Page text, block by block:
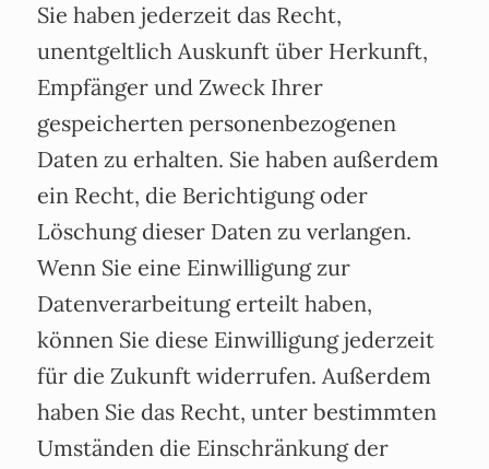
Sie haben jederzeit das Recht,
unentgeltlich Auskunft über Herkunft,
Empfänger und Zweck Ihrer
gespeicherten personenbezogenen
Daten zu erhalten. Sie haben außerdem
ein Recht, die Berichtigung oder
Löschung dieser Daten zu verlangen.
Wenn Sie eine Einwilligung zur
Datenverarbeitung erteilt haben,
können Sie diese Einwilligung jederzeit
für die Zukunft widerrufen. Außerdem
haben Sie das Recht, unter bestimmten
Umständen die Einschränkung der